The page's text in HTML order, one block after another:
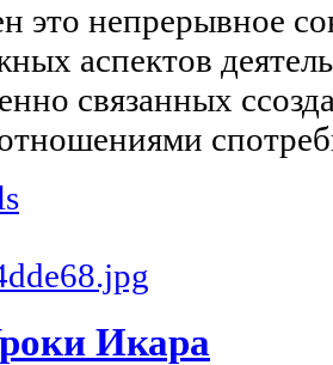
это непрерывное
аспектов
связанных
Икара